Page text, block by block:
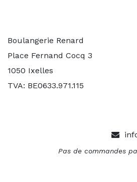
Boulangerie Renard
Place Fernand Cocq 3
1050 Ixelles
TVA: BE0633.971.115
Pas de commandes